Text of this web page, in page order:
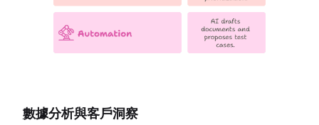
數據分析與客戶洞察